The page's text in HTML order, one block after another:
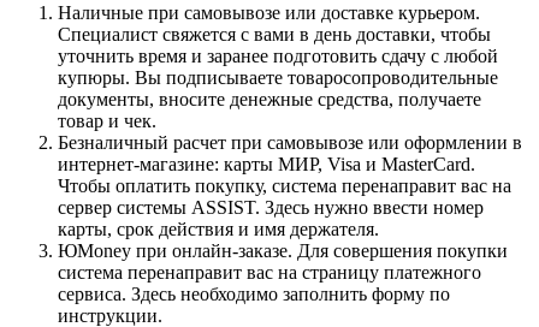
Наличные при самовывозе или доставке курьером.
Специалист свяжется с вами в день доставки, чтобы
уточнить время и заранее подготовить сдачу с любой
купюры. Вы подписываете товаросопроводительные
документы, вносите денежные средства, получаете
товар и чек.
Безналичный расчет при самовывозе или оформлении в
интернет-магазине: карты МИР, Visa и MasterCard.
Чтобы оплатить покупку, система перенаправит вас на
сервер системы ASSIST. Здесь нужно ввести номер
карты, срок действия и имя держателя.
ЮMoney при онлайн-заказе. Для совершения покупки
система перенаправит вас на страницу платежного
сервиса. Здесь необходимо заполнить форму по
инструкции.